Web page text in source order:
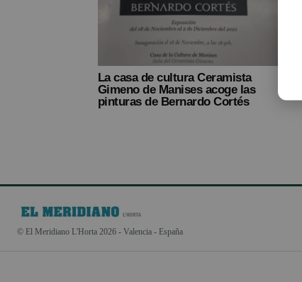
La casa de cultura Ceramista
Gimeno de Manises acoge las
pinturas de Bernardo Cortés
© El Meridiano L'Horta 2026 - Valencia - España